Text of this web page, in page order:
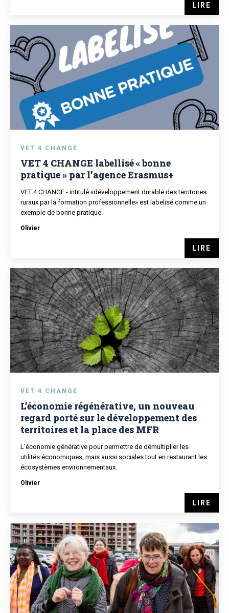
LIRE
VET 4 CHANGE
VET 4 CHANGE labellisé « bonne
pratique » par l’agence Erasmus+
VET 4 CHANGE - intitulé «développement durable des territoires
ruraux par la formation professionnelle» est labelisé comme un
exemple de bonne pratique.
Olivier
LIRE
VET 4 CHANGE
L’économie régénérative, un nouveau
regard porté sur le développement des
territoires et la place des MFR
L'économie générative pour permettre de démultiplier les
utilités économiques, mais aussi sociales tout en restaurant les
écosystèmes environnementaux.
Olivier
LIRE